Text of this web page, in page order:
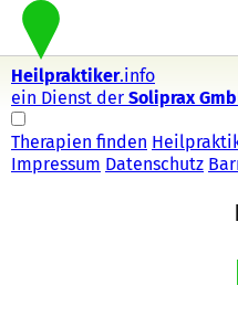
Heilpraktiker.info
ein Dienst der Soliprax
Therapien finden
Impressum Datenschutz